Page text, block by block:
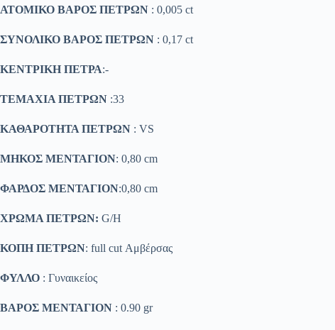
ΑΤΟΜΙΚΟ ΒΑΡΟΣ ΠΕΤΡΩΝ : 0,005 ct
ΣΥΝΟΛΙΚΟ ΒΑΡΟΣ ΠΕΤΡΩΝ : 0,17 ct
ΚΕΝΤΡΙΚΗ ΠΕΤΡΑ:-
ΤΕΜΑΧΙΑ ΠΕΤΡΩΝ :33
ΚΑΘΑΡΟΤΗΤΑ ΠΕΤΡΩΝ : VS
ΜΗΚΟΣ ΜΕΝΤΑΓΙΟΝ: 0,80 cm
ΦΑΡΔΟΣ ΜΕΝΤΑΓΙΟΝ:0,80 cm
ΧΡΩΜΑ ΠΕΤΡΩΝ: G/H
ΚΟΠΗ ΠΕΤΡΩΝ: full cut Αμβέρσας
ΦΥΛΛΟ : Γυναικείος
ΒΑΡΟΣ ΜΕΝΤΑΓΙΟΝ : 0.90 gr